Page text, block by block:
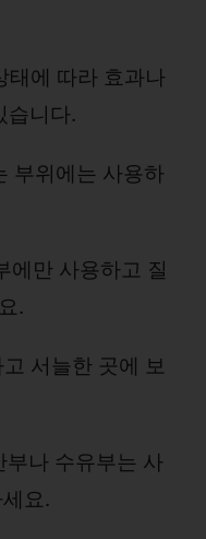
태에 따라 효과나
습니다.
부위에는 사용하
에만 사용하고 질
.
서늘한 곳에 보
부나 수유부는 사
요.